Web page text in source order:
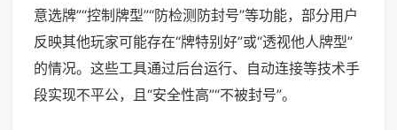
意选牌”“控制牌型”“防检测防封号”等功能，部分用户
反映其他玩家可能存在“牌特别好”或“透视他人牌型”
的情况。这些工具通过后台运行、自动连接等技术手
段实现不平公，且“安全性高”“不被封号”。